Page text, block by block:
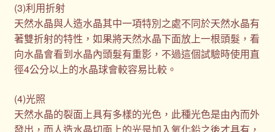
(3)利用折射
天然水晶與人造水晶其中一項特別之處不同於天然水晶有
著雙折射的特性，如果將天然水晶下面放上一根頭髮，看
向水晶會看到水晶內頭髮有重影，不過這個試驗時使用直
徑4公分以上的水晶球會較容易比較。
(4)光照
天然水晶的裂面上具有多樣的光色，此種光色是由內而外
發出，而人造水晶切面上的光是加入氧化鉛之後才具有，